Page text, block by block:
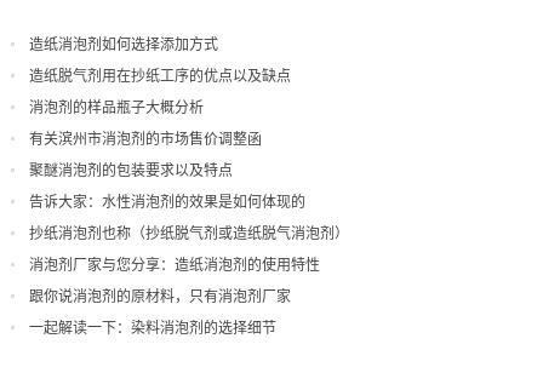
造纸消泡剂如何选择添加方式
造纸脱气剂用在抄纸工序的优点以及缺点
消泡剂的样品瓶子大概分析
有关滨州市消泡剂的市场售价调整函
聚醚消泡剂的包装要求以及特点
告诉大家：水性消泡剂的效果是如何体现的
抄纸消泡剂也称（抄纸脱气剂或造纸脱气消泡剂）
消泡剂厂家与您分享：造纸消泡剂的使用特性
跟你说消泡剂的原材料，只有消泡剂厂家
一起解读一下：染料消泡剂的选择细节